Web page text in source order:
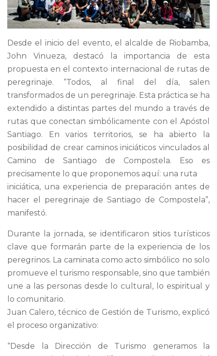
Desde el inicio del evento, el alcalde de Riobamba,
John Vinueza, destacó la importancia de esta
propuesta en el contexto internacional de rutas de
peregrinaje. “Todos, al final del día, salen
transformados de un peregrinaje. Esta práctica se ha
extendido a distintas partes del mundo a través de
rutas que conectan simbólicamente con el Apóstol
Santiago. En varios territorios, se ha abierto la
posibilidad de crear caminos iniciáticos vinculados al
Camino de Santiago de Compostela. Eso es
precisamente lo que proponemos aquí: una ruta
iniciática, una experiencia de preparación antes de
hacer el peregrinaje de Santiago de Compostela”,
manifestó.
Durante la jornada, se identificaron sitios turísticos
clave que formarán parte de la experiencia de los
peregrinos. La caminata como acto simbólico no solo
promueve el turismo responsable, sino que también
une a las personas desde lo cultural, lo espiritual y
lo comunitario.
Juan Calero, técnico de Gestión de Turismo, explicó
el proceso organizativo:
“Desde la Dirección de Turismo generamos la